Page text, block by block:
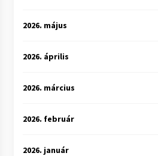
2026. május
2026. április
2026. március
2026. február
2026. január